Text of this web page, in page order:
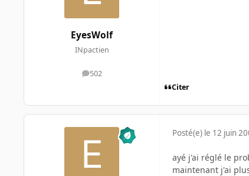
EyesWolf
INpactien
502
messages
Citer
Posté(e) le 12 juin
ayé j'ai réglé le
maintenant j'ai